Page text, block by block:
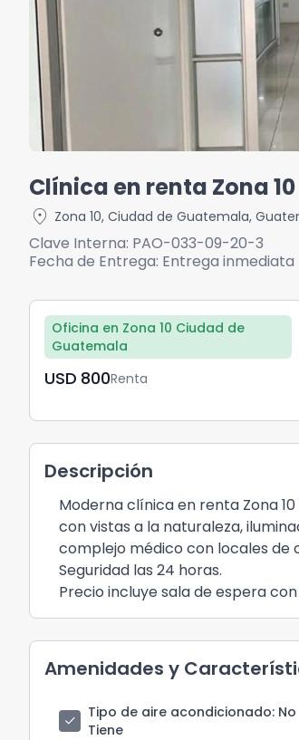
Clínica en renta Zona
location_on Zona 10, Ciudad de Guatemala,
Clave Interna: PAO-033-09-20-3
Fecha de Entrega: Entrega inmediata
Oficina en Zona 10 Ciudad de
Guatemala
USD	800Renta
Descripción
Moderna clínica en renta Zona
con vistas a la naturaleza,
complejo médico con locales de
Seguridad las 24 horas.
Precio incluye sala de espera
Amenidades y
check Tipo de aire acondicionado: No
Tiene